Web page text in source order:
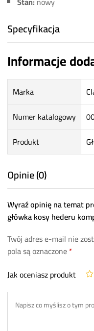
Specyfikacja
Informacje
Marka
Numer katalogowy
Produkt
Opinie (0)
Wyraź opinię na temat
główka kosy hederu
Twój adres e-mail nie
pola są oznaczone*
Jak oceniasz produkt